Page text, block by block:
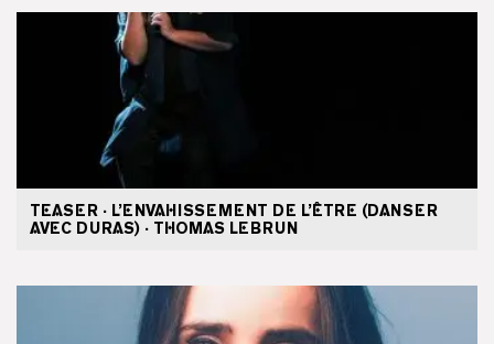
TEASER · L’ENVAHISSEMENT DE L’ÊTRE (DANSER
AVEC DURAS) · THOMAS LEBRUN